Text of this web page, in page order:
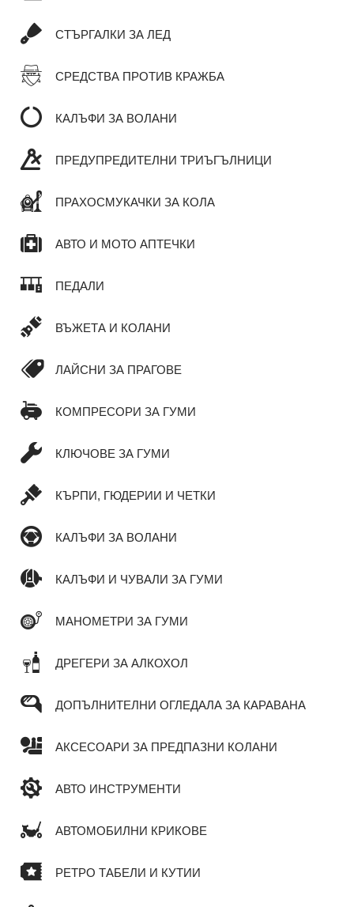
СТЪРГАЛКИ ЗА ЛЕД
СРЕДСТВА ПРОТИВ КРАЖБА
КАЛЪФИ ЗА ВОЛАНИ
ПРЕДУПРЕДИТЕЛНИ ТРИЪГЪЛНИЦИ
ПРАХОСМУКАЧКИ ЗА КОЛА
АВТО И МОТО АПТЕЧКИ
ПЕДАЛИ
ВЪЖЕТА И КОЛАНИ
ЛАЙСНИ ЗА ПРАГОВЕ
КОМПРЕСОРИ ЗА ГУМИ
КЛЮЧОВЕ ЗА ГУМИ
КЪРПИ, ГЮДЕРИИ И ЧЕТКИ
КАЛЪФИ ЗА ВОЛАНИ
КАЛЪФИ И ЧУВАЛИ ЗА ГУМИ
МАНОМЕТРИ ЗА ГУМИ
ДРЕГЕРИ ЗА АЛКОХОЛ
ДОПЪЛНИТЕЛНИ ОГЛЕДАЛА ЗА КАРАВАНА
АКСЕСОАРИ ЗА ПРЕДПАЗНИ КОЛАНИ
АВТО ИНСТРУМЕНТИ
АВТОМОБИЛНИ КРИКОВЕ
РЕТРО ТАБЕЛИ И КУТИИ